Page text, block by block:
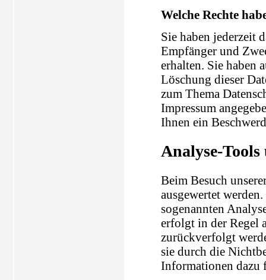
Welche Rechte
Sie haben jederzeit
Empfänger und
erhalten. Sie haben
Löschung dieser
zum Thema
Impressum
Ihnen ein
Analyse-
Beim Besuch
ausgewertet
sogenannten
erfolgt in der Regel
zurückverfolgt
sie durch die
Informationen dazu